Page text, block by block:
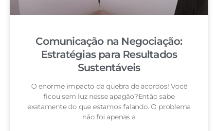
Comunicação na Negociação:
Estratégias para Resultados
Sustentáveis
O enorme impacto da quebra de acordos! Você
ficou sem luz nesse apagão?Então sabe
exatamente do que estamos falando. O problema
não foi apenas a